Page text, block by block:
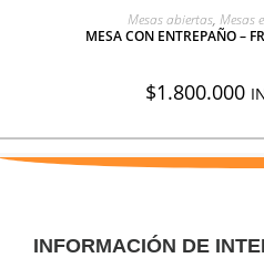
AGREGAR A
Mesas abiertas, Mesas
MESA CON ENTREPAÑO –
$1.800.000
INFORMACIÓN DE